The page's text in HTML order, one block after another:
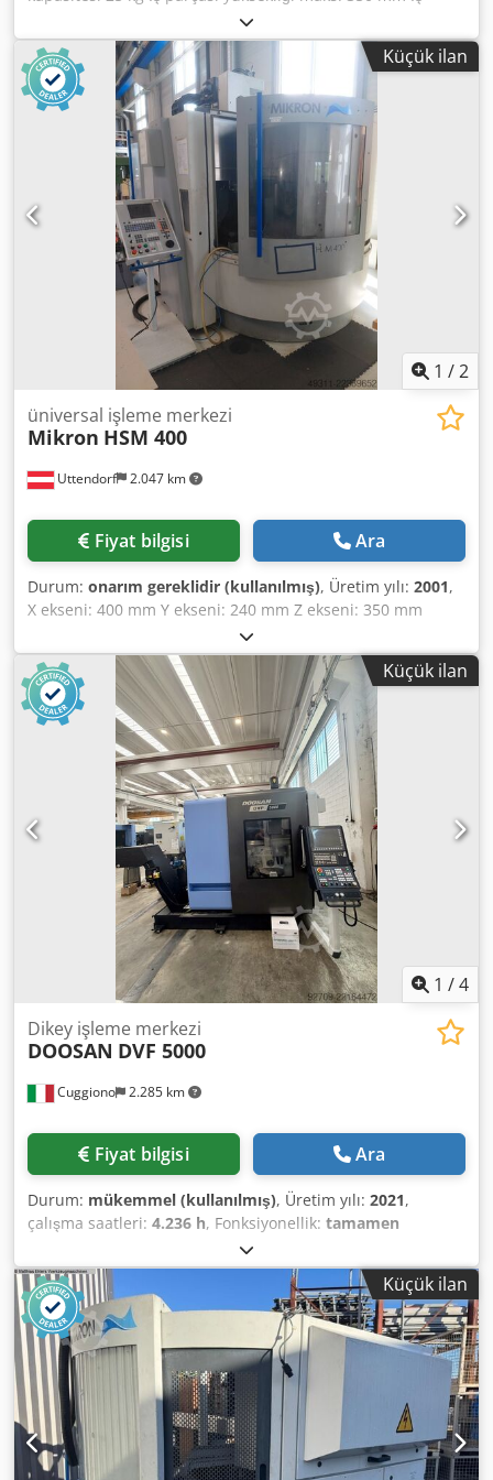
parçası çapı maks. 230 mm Çeşitli aksesuarlar Dsdpfeilp
Eujx Ad Ijkr MARCELS MACHINES AG
Küçük ilan
1 /2
Uttendorf 2.047 km
üniversal işleme merkezi
Mikron HSM 400
Fiyat bilgisi Ara
Durum: onarım gereklidir (kullanılmış), Üretim yılı: 2001,
X ekseni: 400 mm Y ekseni: 240 mm Z ekseni: 350 mm
Dkedpfx Adjznk Rys Isr Mil dönüş hızı: 42.000 devir/dakika
Takım tutucu: HSK-E40 UPC palet sistemi: 320 x 320 mm
Kontrol ünitesi: HEIDENHAIN TNC 430 M Makine kullanıma
hazır değil, milin değiştirilmesi gerekiyor.
Küçük ilan
1 /4
Cuggiono 2.285 km
Dikey işleme merkezi
DOOSAN DVF 5000
Fiyat bilgisi Ara
Durum: mükemmel (kullanılmış), Üretim yılı: 2021,
çalışma saatleri: 4.236 h, Fonksiyonellik: tamamen
, X ekseni hareket mesafesi:
hareket mesafesi:450 mm, Z ekseni hareket mesafesi:400
mm, hızlı travers X ekseni: 40 m/dak, hızlı tablası Y ekseni:
40 m/dak, hızlı ilerleme Z ekseni:40 m/dak, kontrolör
üreticisi:FANUC , kontrolör modeli:FANUC 31i-MB5, iş
parçası yüksekliği (maks.):
450 mm, iş parçası çapı (maks.):
550 mm
, iş parçası ağırlığı (maks.):400 kg
yükseklik:
2.900 mm, toplam uzunluk:
, toplam
genişlik:2.700 mm , masa yükü: 400 kg
, döner tabla çapı:
500 mm
, toplam ağırlık:7.500 kg , mil hızı (dk.):60
Küçük ilan